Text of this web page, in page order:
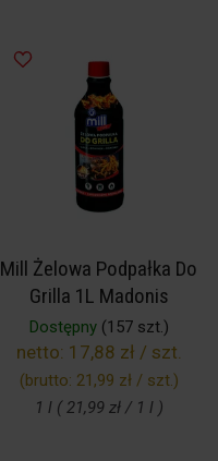
Mill Żelowa Podpałka Do
Grilla 1L Madonis
Dostępny(157 szt.)
netto: 17,88 zł / szt.
(brutto: 21,99 zł / szt.)
1 l ( 21,99 zł / 1 l )